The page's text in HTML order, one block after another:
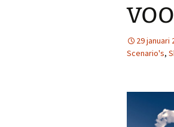
29 januari
Scenario's,